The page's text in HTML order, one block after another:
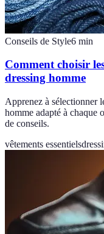
Conseils de Style6 min
Comment choisir
dressing homme
Apprenez à sélectionner
homme adapté à chaque
de conseils.
vêtements essentiels